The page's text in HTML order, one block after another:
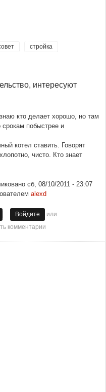
стройка
интересуют
кто делает хорошо, но там
побыстрее и
котел ставить. Говорят
чисто. Кто знает
сб, 08/10/2011 - 23:07
alexd
дома??
Войдите
или
комментарии